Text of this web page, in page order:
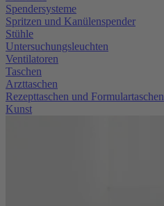
Spendersysteme
Spritzen und Kanülenspender
Stühle
Untersuchungsleuchten
Ventilatoren
Taschen
Arzttaschen
Rezepttaschen und Formulartaschen
Kunst